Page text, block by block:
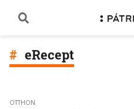
eRecept
OTTHON